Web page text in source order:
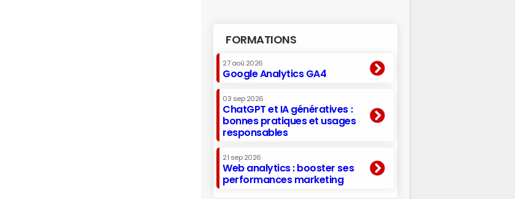
FORMATIONS
27 aoû 2026
Google Analytics GA4
03 sep 2026
ChatGPT et IA génératives :
bonnes pratiques et usages
responsables
21 sep 2026
Web analytics : booster ses
performances marketing